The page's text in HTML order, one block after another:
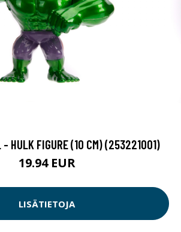
- HULK FIGURE (10 CM) (253221001)
19.94 EUR
LISÄTIETOJA